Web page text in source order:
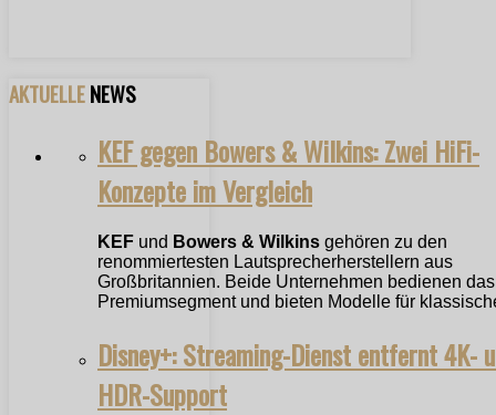
AKTUELLENEWS
KEF gegen Bowers & Wilkins: Zwei HiFi-
Konzepte im Vergleich
KEF und Bowers & Wilkins gehören zu den
renommiertesten Lautsprecherherstellern aus
Großbritannien. Beide Unternehmen bedienen das
Premiumsegment und bieten Modelle für
Disney+: Streaming-Dienst entfernt 4K-
HDR-Support